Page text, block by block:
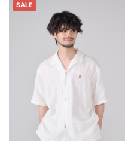
SALE